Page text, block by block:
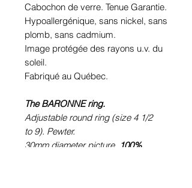
Cabochon de verre. Tenue Garantie.
Hypoallergénique, sans nickel, sans
plomb, sans cadmium.
Image protégée des rayons u.v. du
soleil.
Fabriqué au Québec.
The BARONNE ring.
Adjustable round ring (size 4 1/2
to 9). Pewter.
30mm diameter picture. 100%